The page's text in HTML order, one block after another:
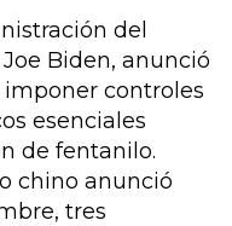
del
Biden, anunció
controles
esenciales
de fentanilo.
chino anunció
tres